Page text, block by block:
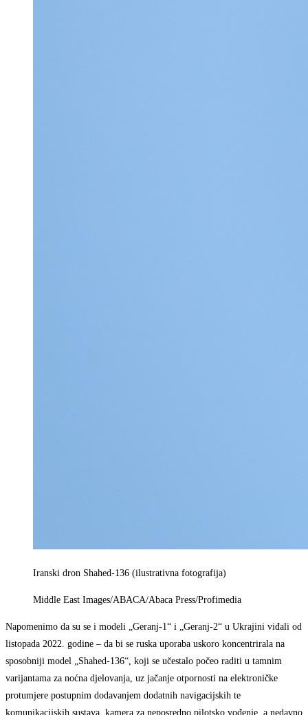
Iranski dron Shahed-136 (ilustrativna fotografija)
Middle East Images/ABACA/Abaca Press/Profimedia
Napomenimo da su se i modeli „Geranj-1“ i „Geranj-2“ u Ukrajini viđali od
listopada 2022. godine – da bi se ruska uporaba uskoro koncentrirala na
sposobniji model „Shahed-136“, koji se učestalo počeo raditi u tamnim
varijantama za noćna djelovanja, uz jačanje otpornosti na elektroničke
protumjere postupnim dodavanjem dodatnih navigacijskih te
komunikacijskih sustava, kamera za neposredno pilotsko vođenje, a nedavno